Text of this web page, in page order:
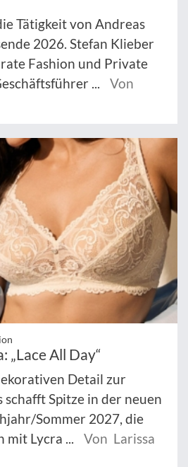
Tätigkeit von Andreas
2026. Stefan Klieber
Fashion und Private
...
Von
„Lace All Day“
Detail zur
Spitze in der neuen
Sommer 2027, die
Lycra ...
Von Larissa